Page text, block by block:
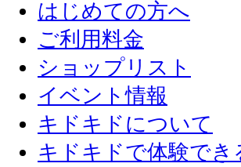
はじめての方へ
ご利用料金
ショップリスト
イベント情報
キドキドについて
キドキドで体験でき